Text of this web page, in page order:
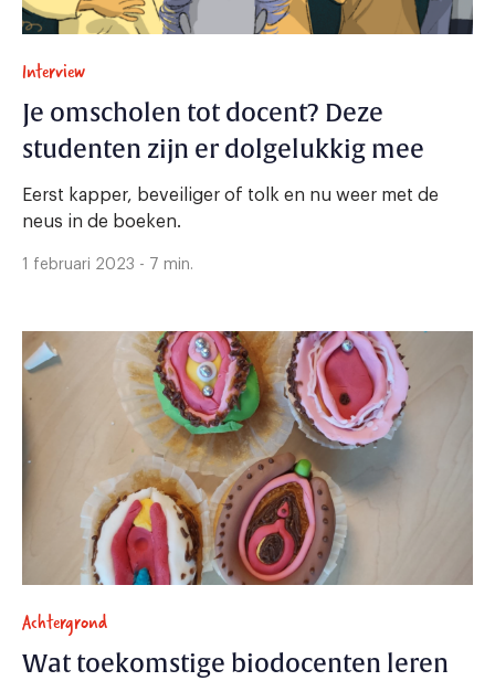
Interview
Je omscholen tot docent? Deze
studenten zijn er dolgelukkig mee
Eerst kapper, beveiliger of tolk en nu weer met de
neus in de boeken.
1 februari 2023 - 7 min.
Achtergrond
Wat toekomstige biodocenten leren